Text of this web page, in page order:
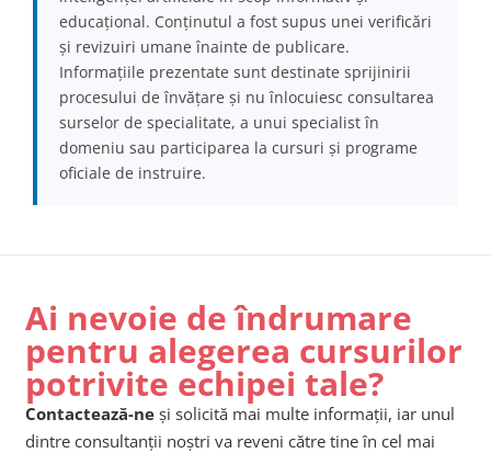
educațional. Conținutul a fost supus unei verificări
și revizuiri umane înainte de publicare.
Informațiile prezentate sunt destinate sprijinirii
procesului de învățare și nu înlocuiesc consultarea
surselor de specialitate, a unui specialist în
domeniu sau participarea la cursuri și programe
oficiale de instruire.
Ai nevoie de îndrumare
pentru alegerea cursurilor
potrivite echipei tale?
Contactează-ne și solicită mai multe informații, iar unul
dintre consultanții noștri va reveni către tine în cel mai